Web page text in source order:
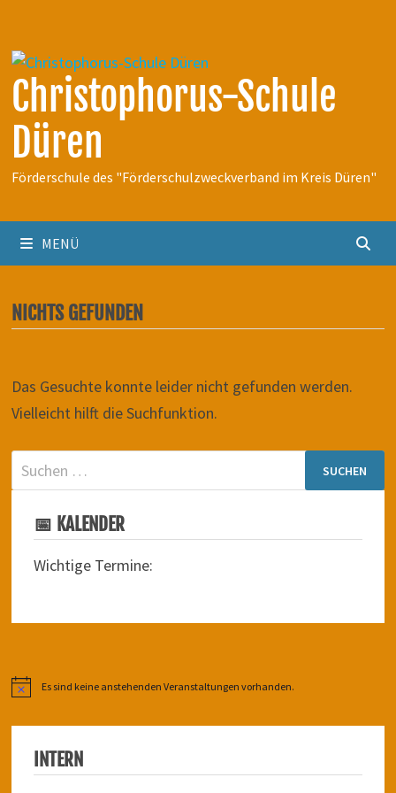
springen
Christophorus-Schule
Düren
Förderschule des "Förderschulzweckverband im Kreis Düren"
MENÜ
NICHTS GEFUNDEN
Das Gesuchte konnte leider nicht gefunden werden.
Vielleicht hilft die Suchfunktion.
Suchen
nach:
📅 KALENDER
Wichtige Termine:
HinweisEs sind keine anstehenden Veranstaltungen vorhanden.
INTERN